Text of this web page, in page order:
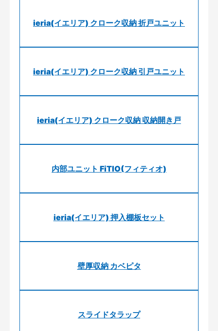
ieria(イエリア) クローク収納 折戸ユニット
ieria(イエリア) クローク収納 引戸ユニット
ieria(イエリア) クローク収納 収納開き戸
内部ユニット FiTIO(フィティオ)
ieria(イエリア) 押入棚板セット
壁厚収納 カベピタ
スライドタラップ